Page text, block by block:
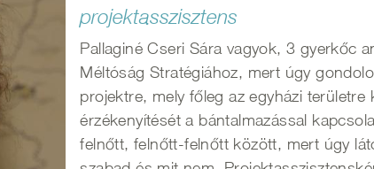
projektasszisztens
Pallaginé Cseri Sára vagyok, 3 gyerkőc
Méltóság Stratégiához, mert úgy
projektre, mely főleg az egyházi
érzékenyítését a bántalmazással
felnőtt, felnőtt-felnőtt között, mert úgy